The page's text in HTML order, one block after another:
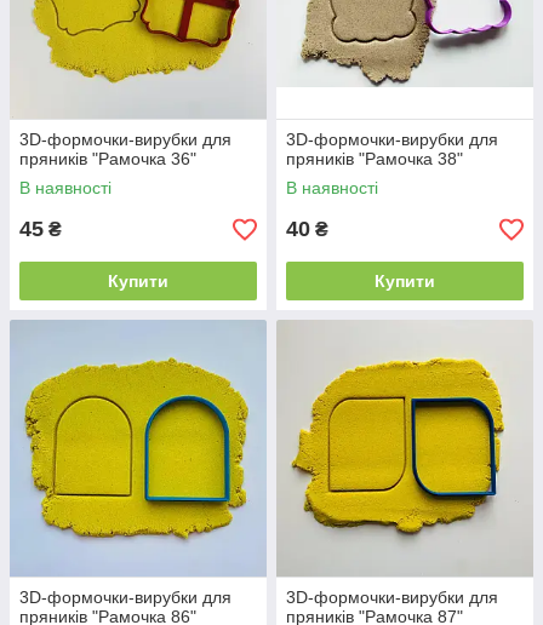
3D-формочки-вирубки для
пряників "Рамочка 36"
В наявності
45 ₴
Купити
3D-формочки-вирубки для
пряників "Рамочка 38"
В наявності
40 ₴
Купити
3D-формочки-вирубки для
пряників "Рамочка 86"
3D-формочки-вирубки для
пряників "Рамочка 87"